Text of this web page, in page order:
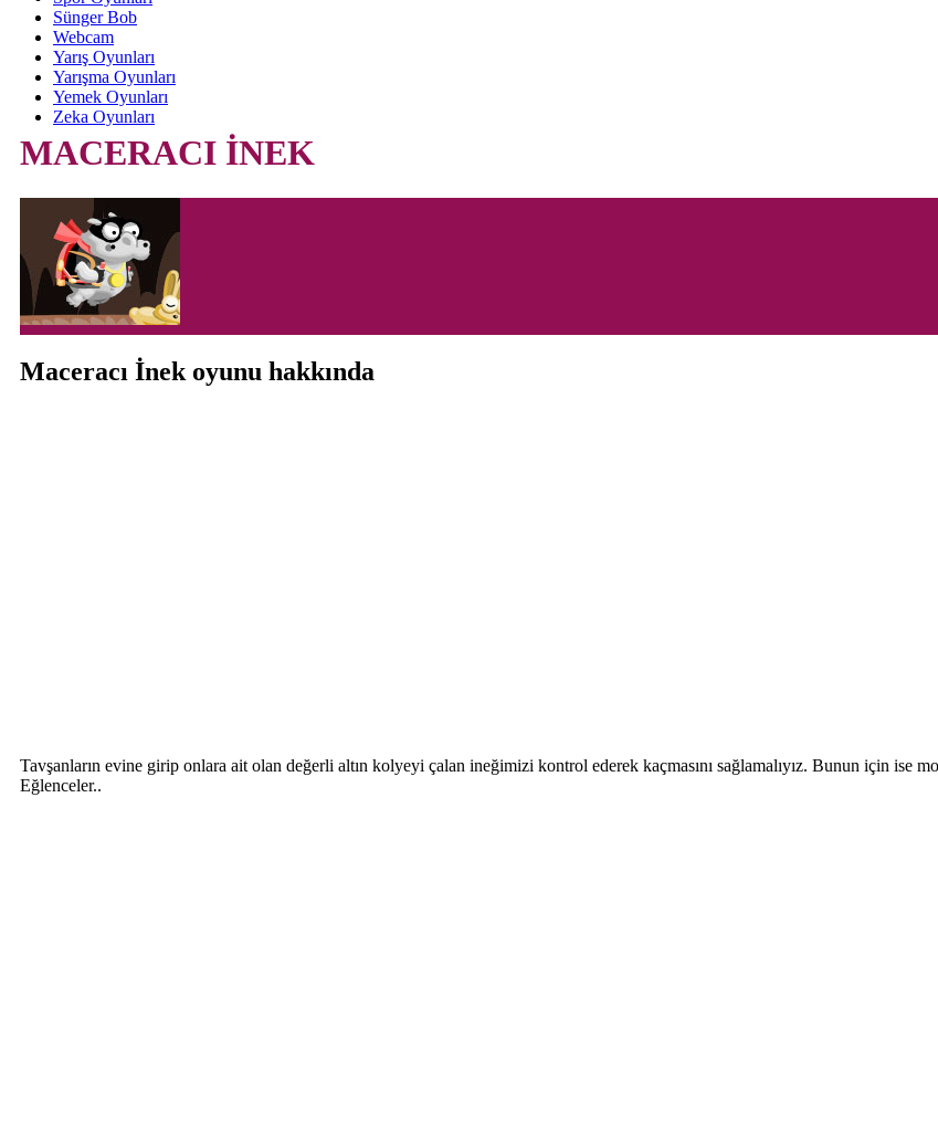
Sünger Bob
Webcam
Yarış Oyunları
Yarışma Oyunları
Yemek Oyunları
Zeka Oyunları
MACERACI İNEK
Maceracı İnek oyunu hakkında
Tavşanların evine girip onlara ait olan değerli altın kolyeyi çalan ineğimizi kontrol ederek kaçmasını sağlamalıyız. Bunun için ise
Eğlenceler..